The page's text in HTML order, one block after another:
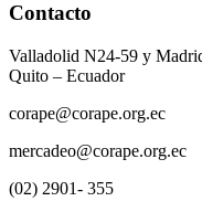
Contacto
Valladolid N24-59 y
Quito – Ecuador
corape@corape.org.ec
mercadeo@corape.org.ec
(02) 2901- 355